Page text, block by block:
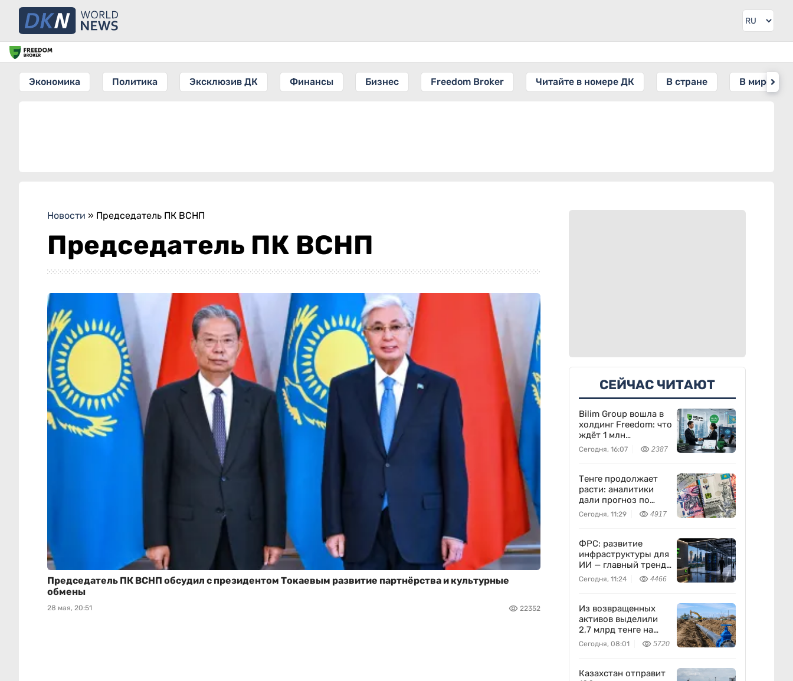
Экономика Политика Эксклюзив ДК Финансы Бизнес Freedom Broker Читайте в номере ДК В стране В мире
Новости » Председатель ПК ВСНП
Председатель ПК ВСНП
Председатель ПК ВСНП обсудил с президентом Токаевым развитие партнёрства и культурные
обмены
28 мая, 20:51 22352
СЕЙЧАС ЧИТАЮТ
Bilim Group вошла в
холдинг Freedom: что
ждёт 1 млн
пользователей
Сегодня, 16:07 2387
Тенге продолжает
расти: аналитики
дали прогноз по
доллару
Сегодня, 11:29 4917
ФРС: развитие
инфраструктуры для
ИИ — главный тренд
мировой экономики.
Как в него
Freedom Holding
Corp.
Сегодня, 11:24 4466
Из возвращенных
активов выделили
2,7 млрд тенге на
водоснабжение
Сегодня, 08:01 5720
Казахстан отправит